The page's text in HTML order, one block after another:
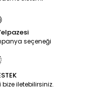
seçeneği
bize iletebilirsiniz.